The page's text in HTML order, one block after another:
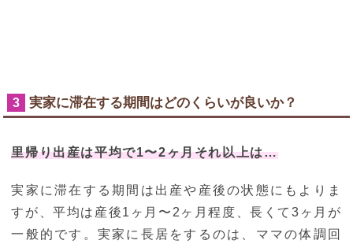
3 実家に滞在する期間はどのくらいが良いか？
里帰り出産は平均で1〜2ヶ月それ以上は…
実家に滞在する期間は出産や産後の状態にもよりま
すが、平均は産後1ヶ月〜2ヶ月程度、長くて3ヶ月が
一般的です。実家に長居をするのは、ママの体調回